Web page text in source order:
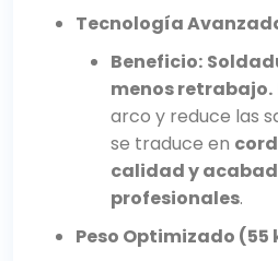
Tecnología
Beneficio:
menos retrabajo.
arco y reduce las
se traduce en
calidad y
profesionales.
Peso Optimizado